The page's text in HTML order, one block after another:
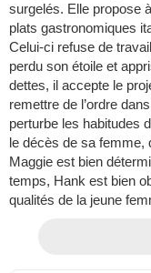
surgelés. Elle propose
plats gastronomiques
Celui-ci refuse de
perdu son étoile et
dettes, il accepte le
remettre de l’ordre
perturbe les habitudes
le décès de sa femme,
Maggie est bien
temps, Hank est bien
qualités de la jeune